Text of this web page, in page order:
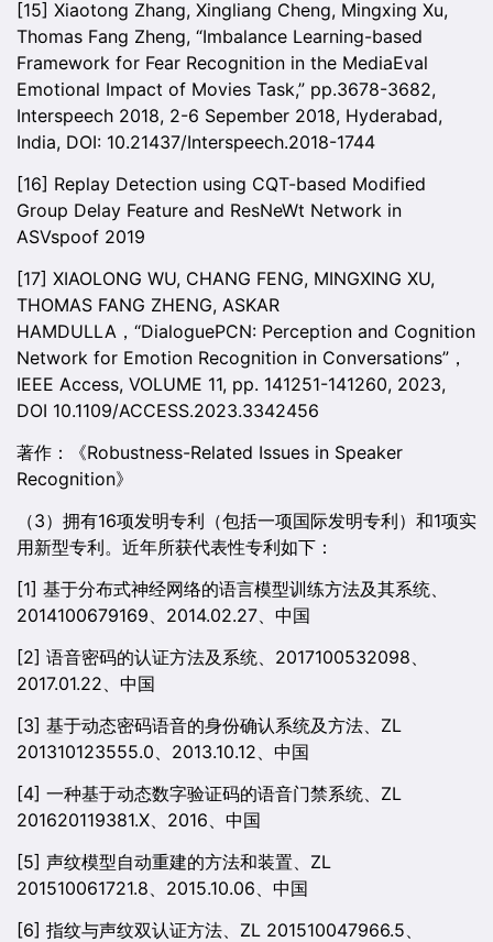
[15] Xiaotong Zhang, Xingliang Cheng, Mingxing Xu,
Thomas Fang Zheng, “Imbalance Learning-based
Framework for Fear Recognition in the MediaEval
Emotional Impact of Movies Task,” pp.3678-3682,
Interspeech 2018, 2-6 Sepember 2018, Hyderabad,
India, DOI: 10.21437/Interspeech.2018-1744
[16] Replay Detection using CQT-based Modified
Group Delay Feature and ResNeWt Network in
ASVspoof 2019
[17] XIAOLONG WU, CHANG FENG, MINGXING XU,
THOMAS FANG ZHENG, ASKAR
HAMDULLA，“DialoguePCN: Perception and Cognition
Network for Emotion Recognition in Conversations”，
IEEE Access, VOLUME 11, pp. 141251-141260, 2023,
DOI 10.1109/ACCESS.2023.3342456
著作：《Robustness-Related Issues in Speaker
Recognition》
（3）拥有16项发明专利（包括一项国际发明专利）和1项实
用新型专利。近年所获代表性专利如下：
[1] 基于分布式神经网络的语言模型训练方法及其系统、
2014100679169、2014.02.27、中国
[2] 语音密码的认证方法及系统、2017100532098、
2017.01.22、中国
[3] 基于动态密码语音的身份确认系统及方法、ZL
201310123555.0、2013.10.12、中国
[4] 一种基于动态数字验证码的语音门禁系统、ZL
201620119381.X、2016、中国
[5] 声纹模型自动重建的方法和装置、ZL
201510061721.8、2015.10.06、中国
[6] 指纹与声纹双认证方法、ZL 201510047966.5、